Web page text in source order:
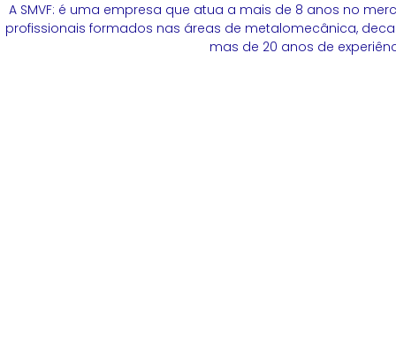
A SMVF: é uma empresa que atua a mais de 8 anos no
profissionais formados nas áreas de metalomecânica,
mas de 20 anos de